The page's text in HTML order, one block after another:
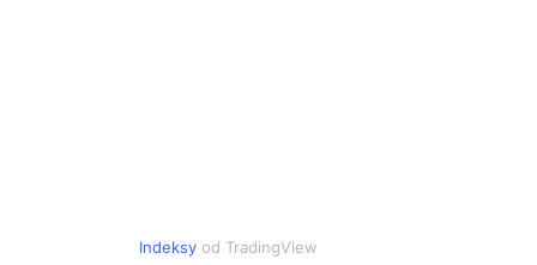
Indeksyod TradingView